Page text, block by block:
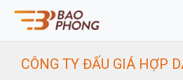
CÔNG TY ĐẤU GIÁ HỢP